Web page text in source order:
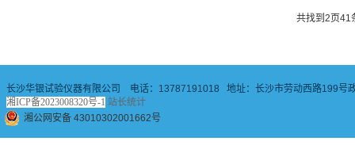
共找到 2 页41
长沙华银试验仪器有限公司 电话：13787191018 地址：长沙市劳动西路199号
湘ICP备2023008320号-1 站长统计
湘公网安备 43010302001662号